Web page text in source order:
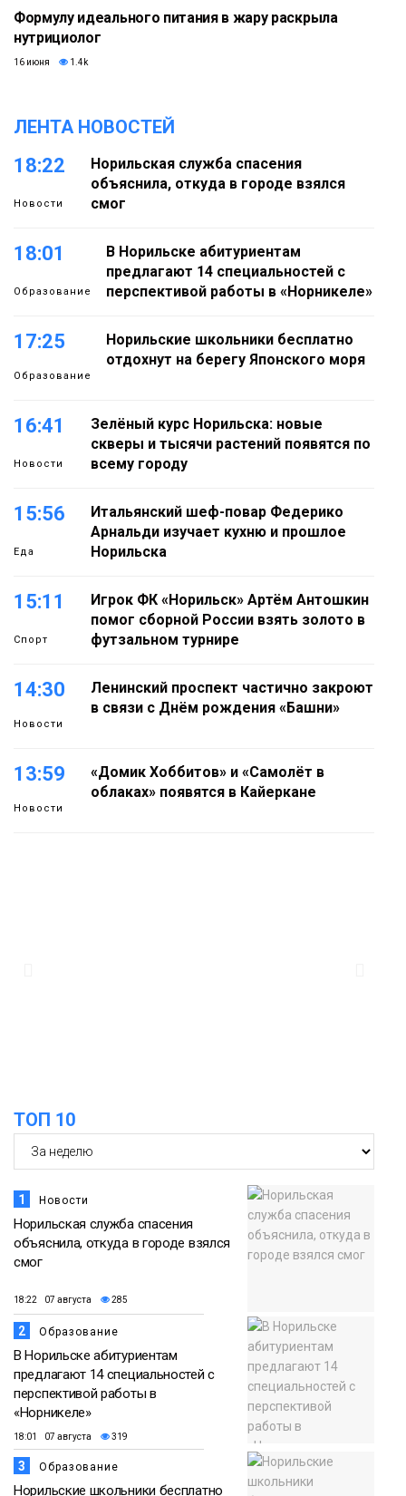
Формулу идеального питания в жару раскрыла
нутрициолог
16 июня 1.4k
ЛЕНТА НОВОСТЕЙ
18:22
Новости
Норильская служба спасения
объяснила, откуда в городе взялся
смог
18:01
Образование
В Норильске абитуриентам
предлагают 14 специальностей с
перспективой работы в «Норникеле»
17:25
Образование
Норильские школьники бесплатно
отдохнут на берегу Японского моря
16:41
Новости
Зелёный курс Норильска: новые
скверы и тысячи растений появятся по
всему городу
15:56
Еда
Итальянский шеф-повар Федерико
Арнальди изучает кухню и прошлое
Норильска
15:11
Спорт
Игрок ФК «Норильск» Артём Антошкин
помог сборной России взять золото в
футзальном турнире
14:30
Новости
Ленинский проспект частично закроют
в связи с Днём рождения «Башни»
13:59
Новости
«Домик Хоббитов» и «Самолёт в
облаках» появятся в Кайеркане
ТОП 10
1 Новости
Норильская служба спасения
объяснила, откуда в городе взялся
смог
18:22 07 августа 285
2 Образование
В Норильске абитуриентам
предлагают 14 специальностей с
перспективой работы в
«Норникеле»
18:01 07 августа 319
3 Образование
Норильские школьники бесплатно